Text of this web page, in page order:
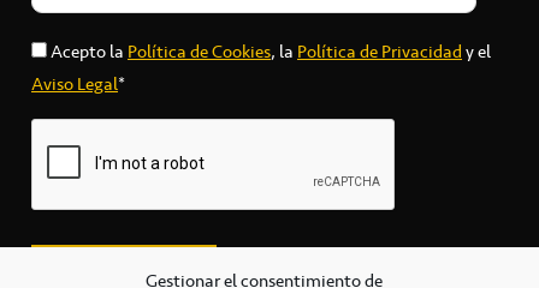
Gestionar el consentimiento de
Acepto laPolítica de Cookies, laPolítica de Privacidady el
Aviso Legal*